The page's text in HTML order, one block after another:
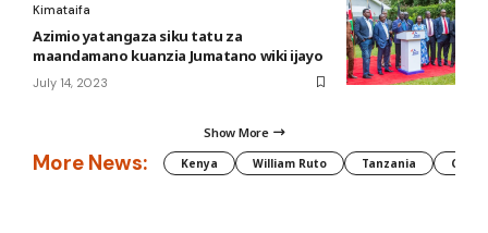
Kimataifa
Azimio yatangaza siku tatu za
maandamano kuanzia Jumatano wiki ijayo
July 14, 2023
Show More
More News: Kenya William Ruto Tanzania CAF